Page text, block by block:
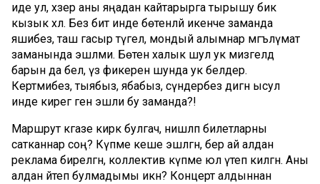
иде ул, хәзер аны яңадан кайтарырга тырышу бик
кызык хәл. Без бит инде бөтенләй икенче заманда
яшибез, таш гасыр түгел, мондый алымнар мәгълүмат
заманында эшләми. Бөтен халык шул ук мизгелдә
барын да белә, үз фикерен шунда ук белдерә.
Кертмибез, тыябыз, ябабыз, сүндерәбез дигән ысул
инде кирегә генә эшли бу заманда?!
Маршрут кәгазе кирәк булгач, нишләп билетларны
сатканнар соң? Күпме кеше эшләгән, бер ай алдан
реклама бирелгән, коллектив күпме юл үтеп килгән. Аны
алдан әйтеп булмадымы икән? Концерт алдыннан